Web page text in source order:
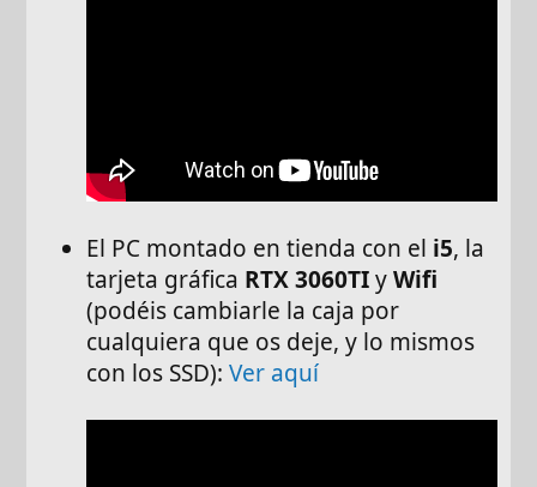
El PC montado en tienda con el i5, la
tarjeta gráfica RTX 3060TIyWifi
(podéis cambiarle la caja por
cualquiera que os deje, y lo mismos
con los SSD):Ver aquí